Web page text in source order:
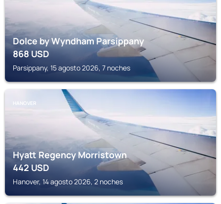
Dolce by Wyndham Parsippany
868USD
Parsippany, 15 agosto 2026, 7 noches
HANOVER
Hyatt Regency Morristown
442USD
Hanover, 14 agosto 2026, 2 noches